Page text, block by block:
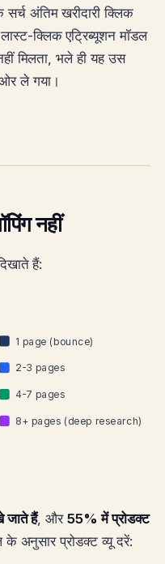
अंतिम खरीदारी क्लिक
क्लिक एट्रिब्यूशन मॉडल
मिलता, भले ही यह उस
ओर ले गया।
नहीं
हैं:
1 page (bounce)
2-3 pages
4-7 pages
8+ pages (deep research)
जाते हैं, और55% में प्रोडक्ट
अनुसार प्रोडक्ट व्यू दरें: